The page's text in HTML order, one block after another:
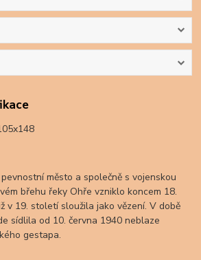
město a společně s vojenskou
břehu řeky Ohře vzniklo koncem 18.
v 19. století sloužila jako vězení. V době
sídlila od 10. června 1940 neblaze
gestapa.